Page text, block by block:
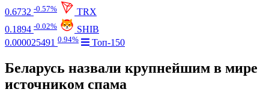
0.6732 -0.57%
TRX
0.1894 -0.02%
SHIB
0.000025491 0.94% Топ-150
Беларусь назвали крупнейшим в мире
источником спама